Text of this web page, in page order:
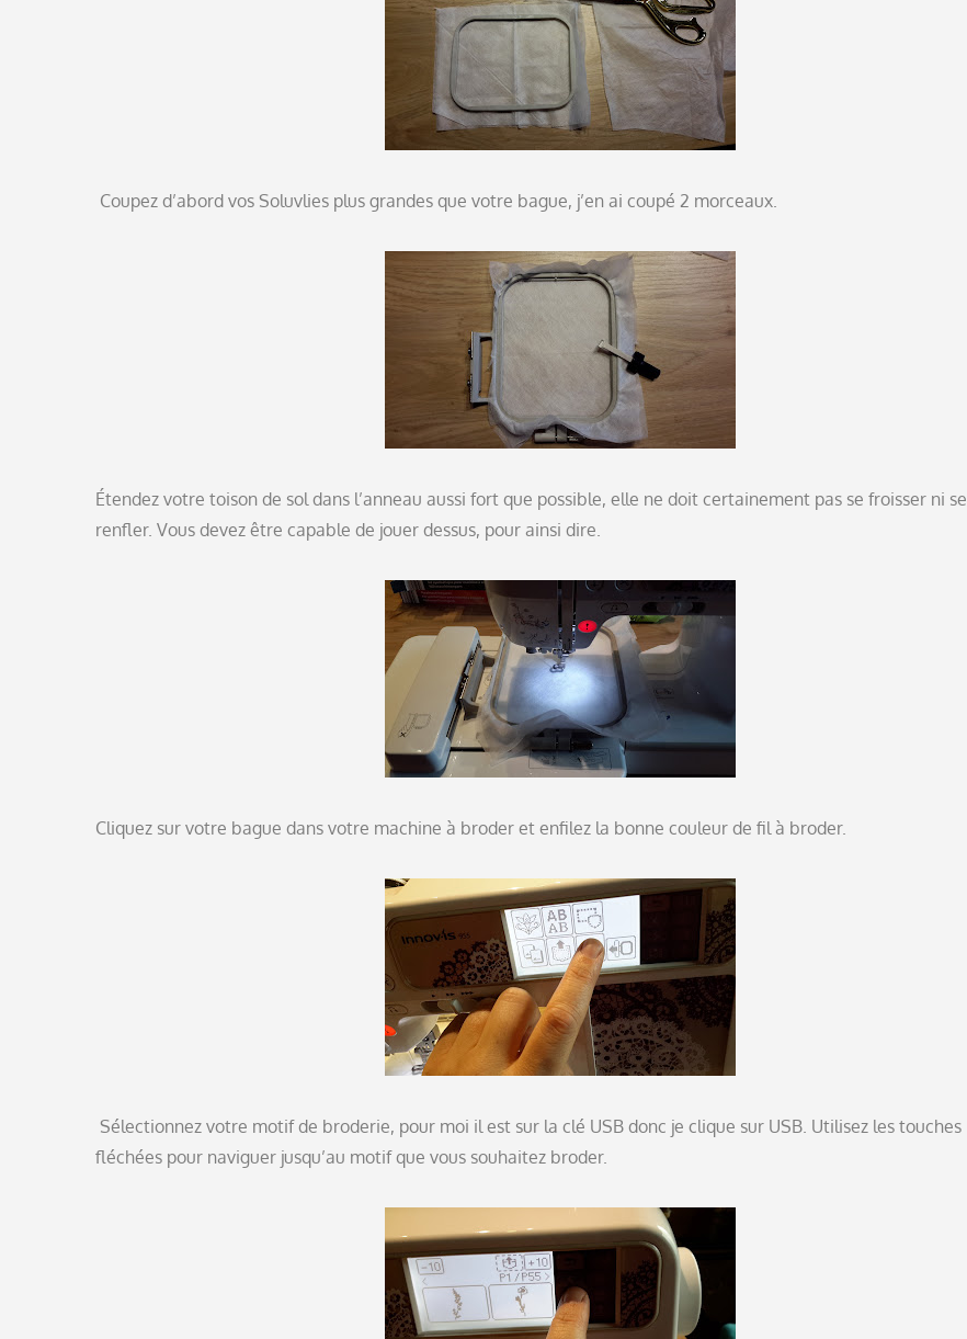
Coupez d’abord vos Soluvlies plus grandes que votre bague, j’en ai coupé 2 morceaux.
Étendez votre toison de sol dans l’anneau aussi fort que possible, elle ne doit certainement pas se froisser ni se
renfler. Vous devez être capable de jouer dessus, pour ainsi dire.
Cliquez sur votre bague dans votre machine à broder et enfilez la bonne couleur de fil à broder.
Sélectionnez votre motif de broderie, pour moi il est sur la clé USB donc je clique sur USB. Utilisez les touches
fléchées pour naviguer jusqu’au motif que vous souhaitez broder.